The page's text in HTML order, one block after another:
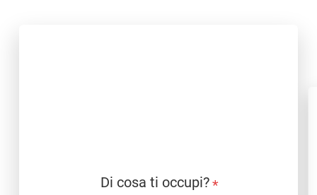
Di cosa ti occupi?*